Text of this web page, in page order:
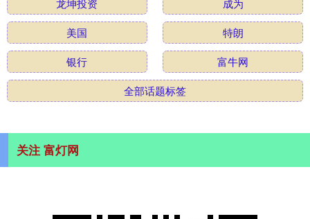
龙坤投资
成为
美国
特朗
银行
富牛网
全部话题标签
关注 富灯网